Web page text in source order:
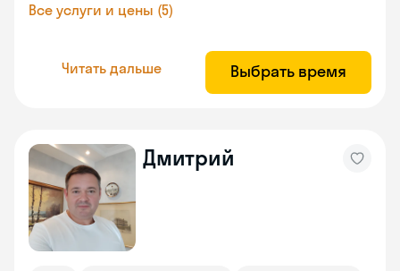
Все услуги и цены (5)
Читать дальше Выбрать время
Дмитрий